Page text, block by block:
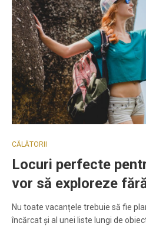
CĂLĂTORII
Locuri perfecte
vor să exploreze
Nu toate vacanțele trebuie să fie
încărcat și al unei liste lungi de